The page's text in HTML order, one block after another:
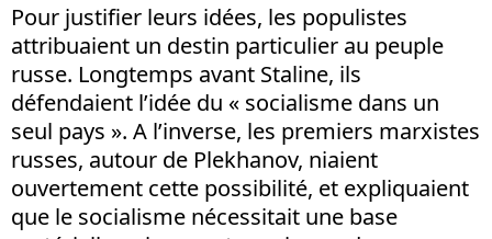
Pour justifier leurs idées, les populistes
attribuaient un destin particulier au peuple
russe. Longtemps avant Staline, ils
défendaient l’idée du « socialisme dans un
seul pays ». A l’inverse, les premiers marxistes
russes, autour de Plekhanov, niaient
ouvertement cette possibilité, et expliquaient
que le socialisme nécessitait une base